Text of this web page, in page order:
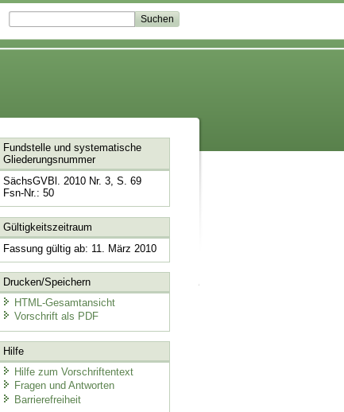
Fundstelle und systematische
Gliederungsnummer
SächsGVBl. 2010 Nr. 3, S. 69
Fsn-Nr.: 50
Gültigkeitszeitraum
Fassung gültig ab: 11. März 2010
Drucken/Speichern
HTML-Gesamtansicht
Vorschrift als PDF
Hilfe
Hilfe zum Vorschriftentext
Fragen und Antworten
Barrierefreiheit